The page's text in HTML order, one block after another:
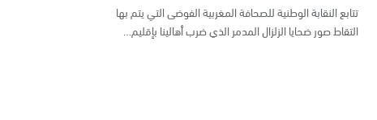
تتابع النقابة الوطنية للصحافة المغربية الفوضى التي يتم بها
التقاط صور ضحايا الزلزال المدمر الذي ضرب أهالينا بإقليم…